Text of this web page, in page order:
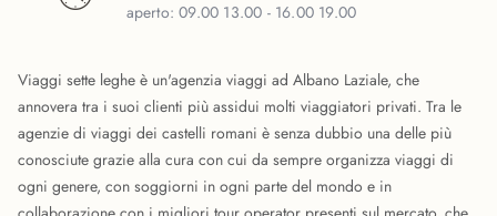
aperto:09.00 13.00 - 16.00 19.00
Viaggi sette leghe è un'agenzia viaggi ad Albano Laziale, che
annovera tra i suoi clienti più assidui molti viaggiatori privati. Tra le
agenzie di viaggi dei castelli romani è senza dubbio una delle più
conosciute grazie alla cura con cui da sempre organizza viaggi di
ogni genere, con soggiorni in ogni parte del mondo e in